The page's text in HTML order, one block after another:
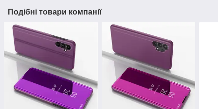
Подібні товари компанії